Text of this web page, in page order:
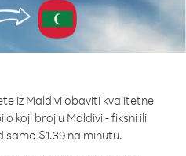
iz Maldivi obaviti kvalitetne
koji broj u Maldivi - fiksni ili
samo $1.39 na minutu.